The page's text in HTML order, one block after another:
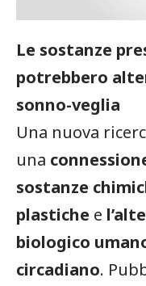
Le sostanze
potrebbero
sonno-veglia
Una nuova
una
sostanze
plastiche e
biologico
circadiano.